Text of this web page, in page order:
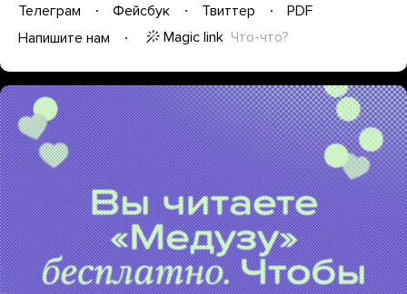
Телеграм Фейсбук Твиттер
PDF
Напишите нам
Magic link Что-что?